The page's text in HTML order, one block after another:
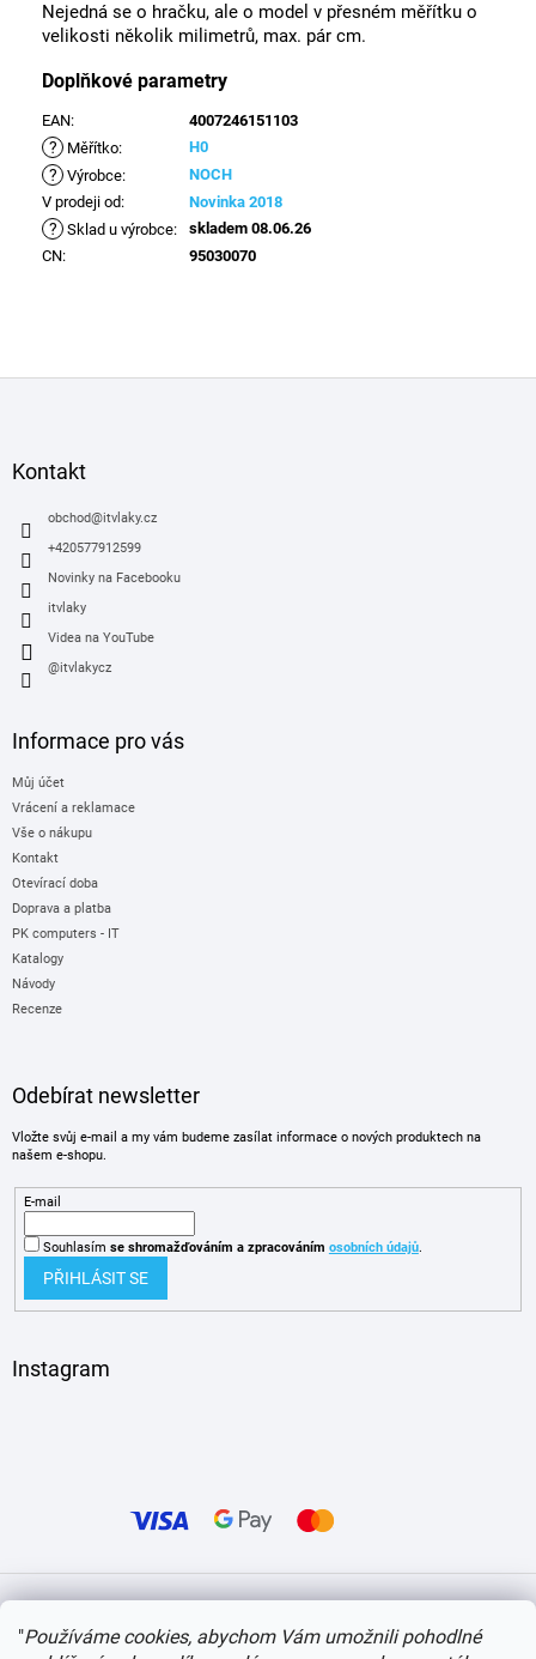
"Používáme cookies, abychom Vám umožnili pohodlné
Nejedná se o hračku, ale o model v přesném měřítku o
velikosti několik milimetrů, max. pár cm.
Doplňkové parametry
EAN: 4007246151103
? Měřítko: H0
? Výrobce:
NOCH
V prodeji od: Novinka 2018
? Sklad u výrobce:
skladem 08.06.26
CN: 95030070
Kontakt
obchod@itvlaky.cz
+420577912599
Novinky na Facebooku
itvlaky
Videa na YouTube
@itvlakycz
Informace pro vás
Můj účet
Vrácení a reklamace
Vše o nákupu
Kontakt
Otevírací doba
Doprava a platba
PK computers - IT
Katalogy
Návody
Recenze
Odebírat newsletter
Vložte svůj e-mail a my vám budeme zasílat informace o nových produktech na
našem e-shopu.
E-mail
Souhlasím se shromažďováním a zpracováním osobních údajů.
PŘIHLÁSIT SE
Instagram